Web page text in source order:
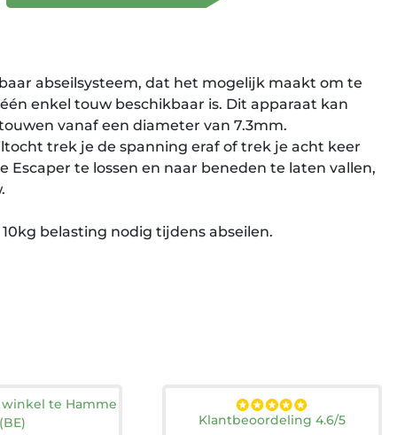
abseilsysteem, dat het mogelijk maakt om te
enkel touw beschikbaar is. Dit apparaat kan
vanaf een diameter van 7.3mm.
trek je de spanning eraf of trek je acht keer
Escaper te lossen en naar beneden te laten vallen,
belasting nodig tijdens abseilen.
te Hamme
(BE)
Klantbeoordeling 4.6/5